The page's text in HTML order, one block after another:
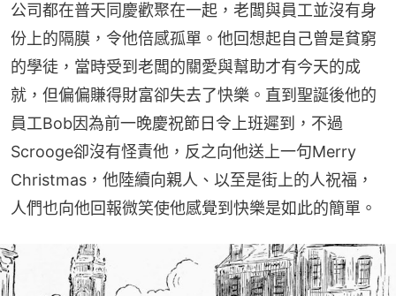
公司都在普天同慶歡聚在一起，老闆與員工並沒有身
份上的隔膜，令他倍感孤單。他回想起自己曾是貧窮
的學徒，當時受到老闆的關愛與幫助才有今天的成
就，但偏偏賺得財富卻失去了快樂。直到聖誕後他的
員工Bob因為前一晚慶祝節日令上班遲到，不過
Scrooge卻沒有怪責他，反之向他送上一句Merry
Christmas，他陸續向親人、以至是街上的人祝福，
人們也向他回報微笑使他感覺到快樂是如此的簡單。